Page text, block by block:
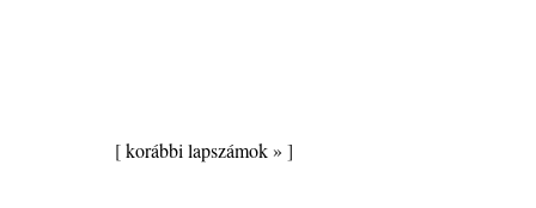
[korábbi lapszámok » ]